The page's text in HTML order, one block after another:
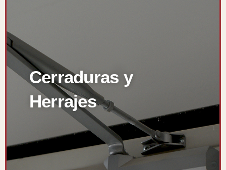
Cerraduras y
Herrajes